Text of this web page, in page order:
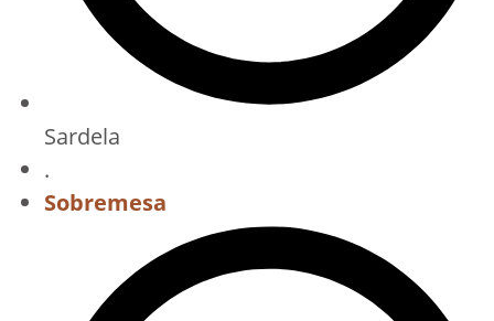
Sardela
.
Sobremesa